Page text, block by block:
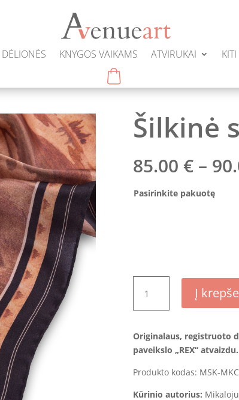
DĖLIONĖS KNYGOS VAIKAMS ATVIRUKAI
Šilkinė
85.00 € –
Pasirinkite pakuotę
kiekis:
Šilkinė
-
„REX"
Į
Originalaus, registruoto
paveikslo „REX“ atvaizdu.
Produkto kodas: MSK-
Kūrinio autorius: